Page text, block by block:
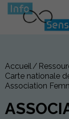
Accueil
Carte nationale
Association